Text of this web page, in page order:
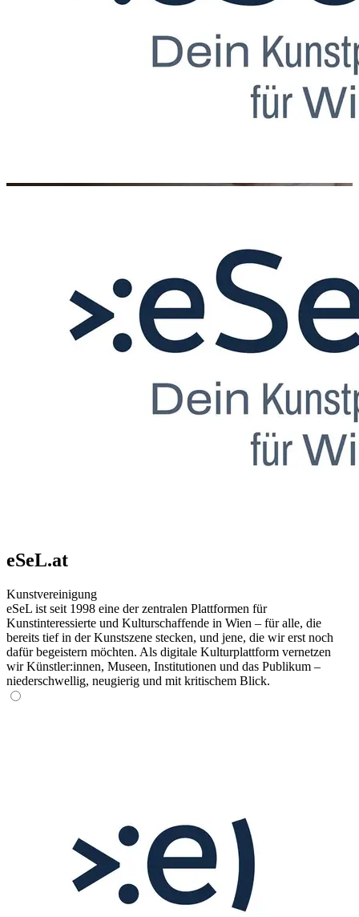
eSeL.at
Kunstvereinigung
eSeL ist seit 1998 eine der zentralen Plattformen für
Kunstinteressierte und Kulturschaffende in Wien – für alle, die
bereits tief in der Kunstszene stecken, und jene, die wir erst noch
dafür begeistern möchten. Als digitale Kulturplattform vernetzen
wir Künstler:innen, Museen, Institutionen und das Publikum –
niederschwellig, neugierig und mit kritischem Blick.